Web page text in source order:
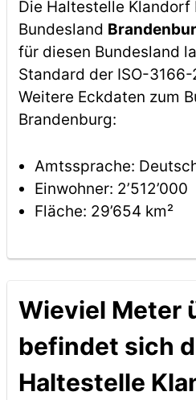
Die Haltestelle
Bundesland
für diesen Bundesland
Standard der ISO-
Weitere Eckdaten zum
Brandenburg:
Amtssprache:
Einwohner: 2’512’000
Fläche: 29’654 km²
Wieviel Meter
befindet sich
Haltestelle